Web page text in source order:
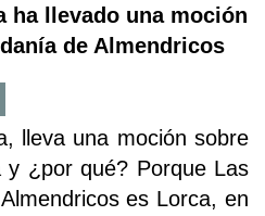
ha llevado una moción
de Almendricos
lleva una moción sobre
y ¿por qué? Porque Las
es Lorca, en